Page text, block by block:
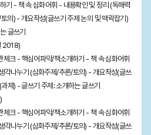
기 - 책 속 심화어휘 - 내용확인 및 정리 (독해력
의) - 개요작성(글쓰기 주제 논의 및 맥락잡기)
글쓰기
2018)
크 - 핵심어파악/책소개하기 - 책 속 심화어휘
각나누기 (심화주제/추론/토의) - 개요작성(글쓰
제) - 글쓰기 주제: 소개하는 글쓰기
크 - 핵심어파악/책소개하기 - 책 속 심화어휘
각나누기 (심화주제/추론/토의) - 개요작성(글쓰